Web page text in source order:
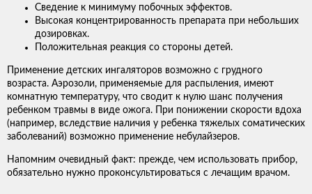
Сведение к минимуму побочных эффектов.
Высокая концентрированность препарата при небольших
дозировках.
Положительная реакция со стороны детей.
Применение детских ингаляторов возможно с грудного
возраста. Аэрозоли, применяемые для распыления, имеют
комнатную температуру, что сводит к нулю шанс получения
ребенком травмы в виде ожога. При понижении скорости вдоха
(например, вследствие наличия у ребенка тяжелых соматических
заболеваний) возможно применение небулайзеров.
Напомним очевидный факт: прежде, чем использовать прибор,
обязательно нужно проконсультироваться с лечащим врачом.